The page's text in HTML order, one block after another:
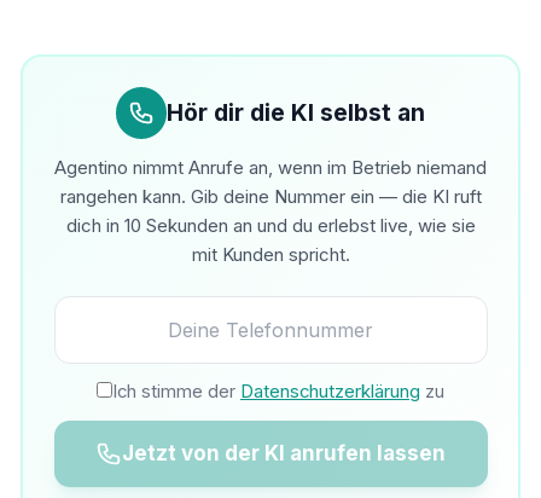
Hör dir die KI selbst an
Agentino nimmt Anrufe an, wenn im Betrieb niemand
rangehen kann. Gib deine Nummer ein — die KI ruft
dich in 10 Sekunden an und du erlebst live, wie sie
mit Kunden spricht.
Ich stimme der Datenschutzerklärung zu
Jetzt von der KI anrufen lassen